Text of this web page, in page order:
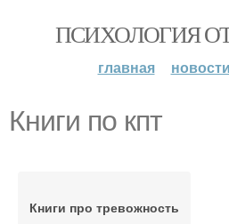
ПСИХОЛОГИЯ
главная новости
Книги по кпт
Книги про тревожность